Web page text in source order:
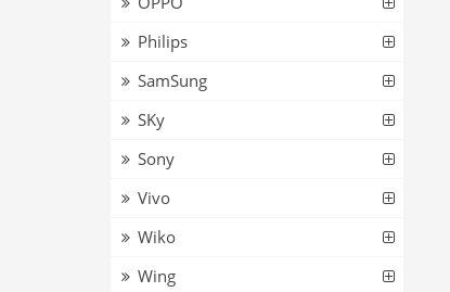
Philips
SamSung
SKy
Sony
Vivo
Wiko
Wing